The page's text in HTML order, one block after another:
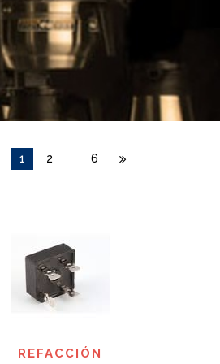
1 2 … 6
REFACCIÓN